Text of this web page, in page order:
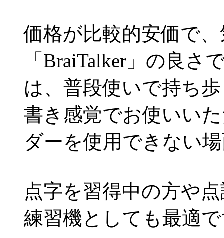
価格が比較的安価で
「BraiTalker」の良
は、普段使いで持ち
書き感覚でお使いい
ダーを使用できない
点字を習得中の方や
練習機としても最適